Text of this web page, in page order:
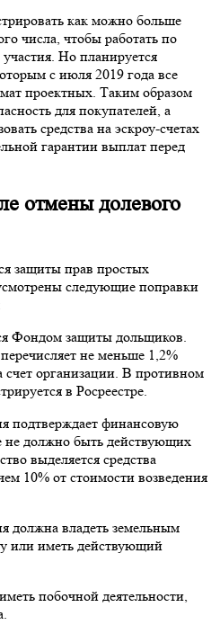
как можно больше
числа, чтобы работать по
Но планируется
с июля 2019 года все
проектных. Таким образом
для покупателей, а
средства на эскроу-счетах
гарантии выплат перед
отмены долевого
защиты прав простых
следующие поправки
Фондом защиты дольщиков.
не меньше 1,2%
счет организации. В противном
в Росреестре.
подтверждает финансовую
не должно быть действующих
выделяется средства
10% от стоимости возведения
должна владеть земельным
или иметь действующий
побочной деятельности,